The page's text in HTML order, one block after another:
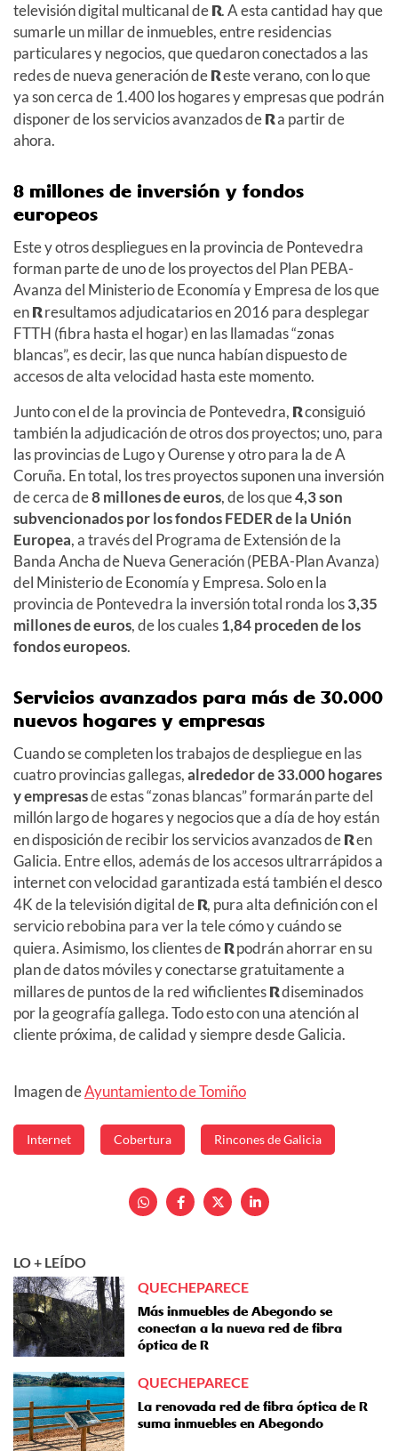
televisión digital multicanal deR. A esta cantidad hay que
sumarle un millar de inmuebles, entre residencias
particulares y negocios, que quedaron conectados a las
redes de nueva generación deReste verano, con lo que
ya son cerca de 1.400 los hogares y empresas que podrán
disponer de los servicios avanzados deRa partir de
ahora.
8 millones de inversión y fondos
europeos
Este y otros despliegues en la provincia de Pontevedra
forman parte de uno de los proyectos del Plan PEBA-
Avanza del Ministerio de Economía y Empresa de los que
enRresultamos adjudicatarios en 2016 para desplegar
FTTH (fibra hasta el hogar) en las llamadas “zonas
blancas”, es decir, las que nunca habían dispuesto de
accesos de alta velocidad hasta este momento.
Junto con el de la provincia de Pontevedra, Rconsiguió
también la adjudicación de otros dos proyectos; uno, para
las provincias de Lugo y Ourense y otro para la de A
Coruña. En total, los tres proyectos suponen una inversión
de cerca de8 millones de euros, de los que4,3 son
subvencionados por los fondos FEDER de la Unión
Europea, a través del Programa de Extensión de la
Banda Ancha de Nueva Generación (PEBA-Plan Avanza)
del Ministerio de Economía y Empresa. Solo en la
provincia de Pontevedra la inversión total ronda los3,35
millones de euros, de los cuales1,84 proceden de los
fondos europeos.
Servicios avanzados para más de 30.000
nuevos hogares y empresas
Cuando se completen los trabajos de despliegue en las
cuatro provincias gallegas,alrededor de 33.000 hogares
y empresasde estas “zonas blancas” formarán parte del
millón largo de hogares y negocios que a día de hoy están
en disposición de recibir los servicios avanzados deRen
Galicia. Entre ellos, además de los accesos ultrarrápidos a
internet con velocidad garantizada está también el desco
4K de la televisión digital deR, pura alta definición con el
servicio rebobina para ver la tele cómo y cuándo se
quiera. Asimismo, los clientes deRpodrán ahorrar en su
plan de datos móviles y conectarse gratuitamente a
millares de puntos de la red wificlientesRdiseminados
por la geografía gallega. Todo esto con una atención al
cliente próxima, de calidad y siempre desde Galicia.
Imagen deAyuntamiento de Tomiño
Internet Cobertura Rincones de Galicia
LO + LEÍDO
QUECHEPARECE
Más inmuebles de Abegondo se
conectan a la nueva red de fibra
óptica de R
QUECHEPARECE
La renovada red de fibra óptica de R
suma inmuebles en Abegondo